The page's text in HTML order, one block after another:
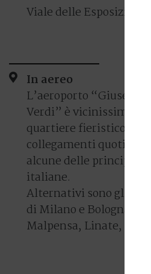
Viale delle Esposizioni
In aereo
L’aeroporto “Giuseppe
Verdi” è vicinissimo al
quartiere fieristico e
collegamenti quotidiani
alcune delle principali
italiane.
Alternativi sono gli
di Milano e Bologna:
Malpensa, Linate,